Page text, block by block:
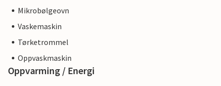
Mikrobølgeovn
Vaskemaskin
Tørketrommel
Oppvaskmaskin
Oppvarming / Energi